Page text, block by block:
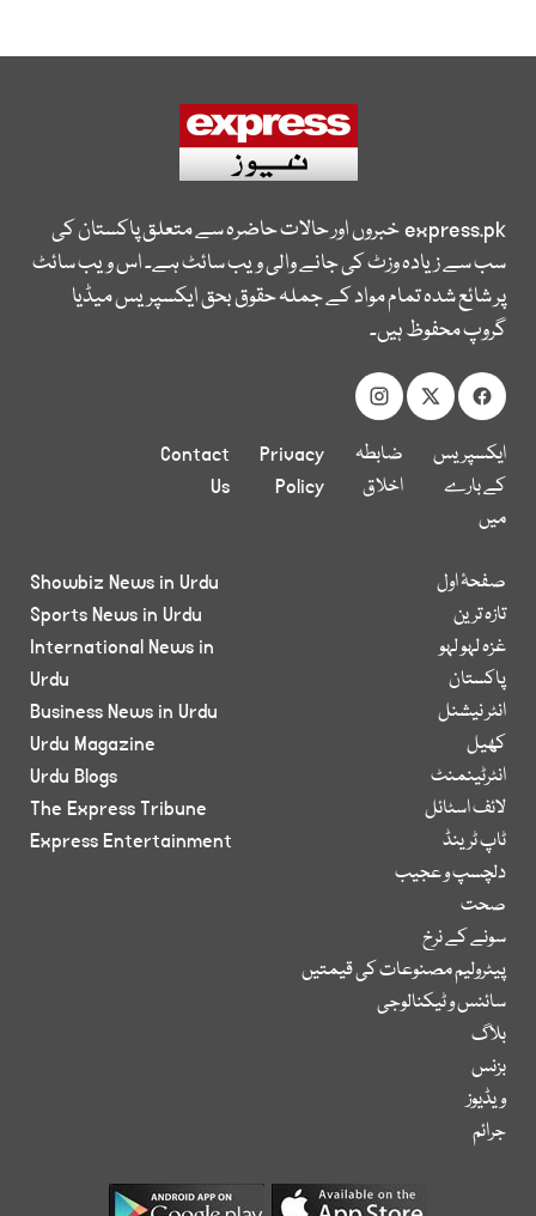
express.pkخبروں اور حالات حاضرہ سے متعلق پاکستان کی
سب سے زیادہ وزٹ کی جانے والی ویب سائٹ ہے۔ اس ویب سائٹ
پر شائع شدہ تمام مواد کے جملہ حقوق بحق ایکسپریس میڈیا
گروپ محفوظ ہیں۔
ایکسپریس
کے بارے
میں
ضابطہ
اخلاق
Privacy
Policy
Contact
Us
صفحۂ اول
تازہ ترین
غزہ لہو لہو
پاکستان
انٹر نیشنل
کھیل
انٹرٹینمنٹ
لائف اسٹائل
ٹاپ ٹرینڈ
دلچسپ و عجیب
صحت
سونے کے نرخ
پیٹرولیم مصنوعات کی قیمتیں
سائنس و ٹیکنالوجی
بلاگ
بزنس
ویڈیوز
جرائم
Showbiz News in Urdu
Sports News in Urdu
International News in
Urdu
Business News in Urdu
Urdu Magazine
Urdu Blogs
The Express Tribune
Express Entertainment